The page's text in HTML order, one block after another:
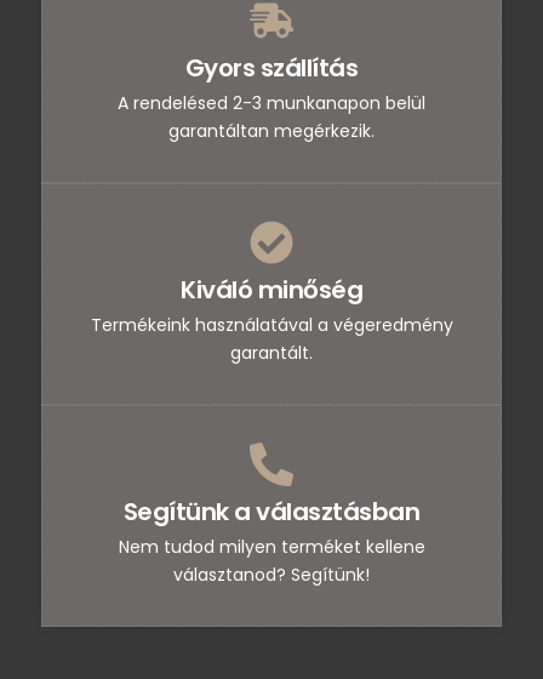
Gyors szállítás
A rendelésed 2-3 munkanapon belül
garantáltan megérkezik.
Kiváló minőség
Termékeink használatával a végeredmény
garantált.
Segítünk a választásban
Nem tudod milyen terméket kellene
választanod? Segítünk!